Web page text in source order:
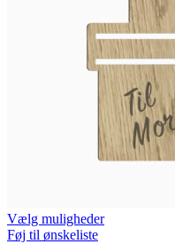
Vælg muligheder
Føj til ønskeliste